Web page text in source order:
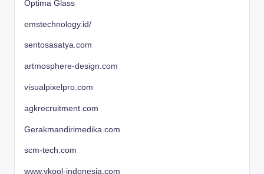
Optima Glass
emstechnology.id/
sentosasatya.com
artmosphere-design.com
visualpixelpro.com
agkrecruitment.com
Gerakmandirimedika.com
scm-tech.com
www.vkool-indonesia.com